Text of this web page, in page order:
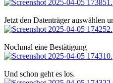
Jetzt den Datenträger auswählen
Nochmal eine Bestätigung
Und schon geht es los.